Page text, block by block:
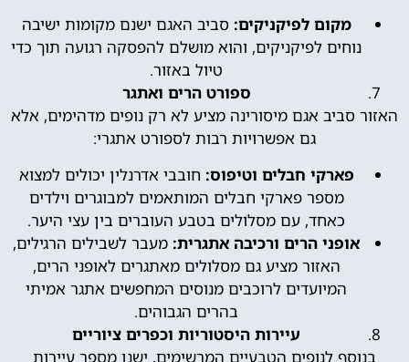
מקום לפיקניקים: סביב האגם ישנם מקומות ישיבה
נוחים לפיקניקים, והוא מושלם להפסקה רגועה תוך כדי
טיול באזור.
ספורט הרים ואתגר
האזור סביב אגם מיסורינה מציע לא רק נופים מדהימים, אלא
גם אפשרויות רבות לספורט אתגרי:
פארקי חבלים וטיפוס: חובבי אדרנלין יכולים למצוא
מספר פארקי חבלים המותאמים למבוגרים וילדים
כאחד, עם מסלולים בטבע העוברים בין עצי היער.
אופני הרים ורכיבה אתגרית: מעבר לשבילים הרגילים,
האזור מציע גם מסלולים מאתגרים לאופני הרים,
המיועדים לרוכבים מנוסים המחפשים אתגר אמיתי
בהרים הגבוהים.
עיירות היסטוריות וכפרים ציוריים
בנוסף לנופים הטבעיים המרשימים, ישנן מספר עיירות